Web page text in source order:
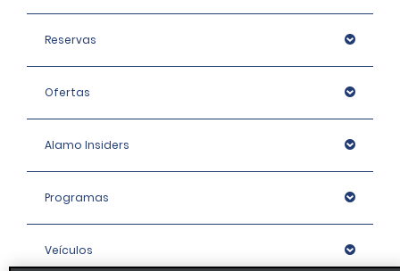
Reservas
Ofertas
Alamo Insiders
Programas
Veículos